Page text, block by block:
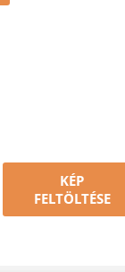
KÉP
FELTÖLTÉSE